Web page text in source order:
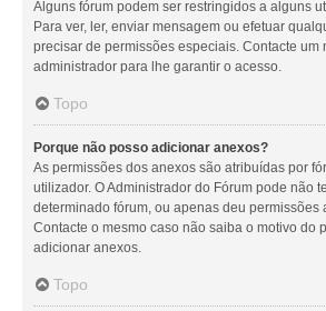
Alguns fórum podem ser restringidos a alguns
Para ver, ler, enviar mensagem ou efetuar
precisar de permissões especiais. Contacte um
administrador para lhe garantir o acesso.
Topo
Porque não posso adicionar anexos?
As permissões dos anexos são atribuídas por
utilizador. O Administrador do Fórum pode não
determinado fórum, ou apenas deu permissões
Contacte o mesmo caso não saiba o motivo do
adicionar anexos.
Topo